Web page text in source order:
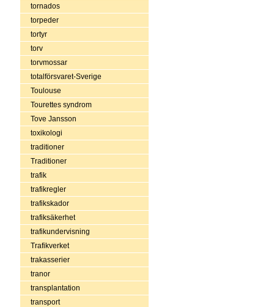
tornados
torpeder
tortyr
torv
torvmossar
totalförsvaret-Sverige
Toulouse
Tourettes syndrom
Tove Jansson
toxikologi
traditioner
Traditioner
trafik
trafikregler
trafikskador
trafiksäkerhet
trafikundervisning
Trafikverket
trakasserier
tranor
transplantation
transport